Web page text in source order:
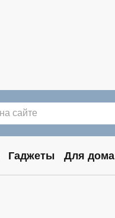
Гаджеты Для дома